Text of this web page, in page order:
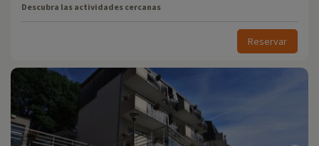
Descubra las actividades cercanas
Reservar